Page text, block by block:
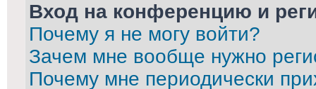
Вход на конференцию и
Почему я не могу войти?
Зачем мне вообще нужно
Почему мне периодически